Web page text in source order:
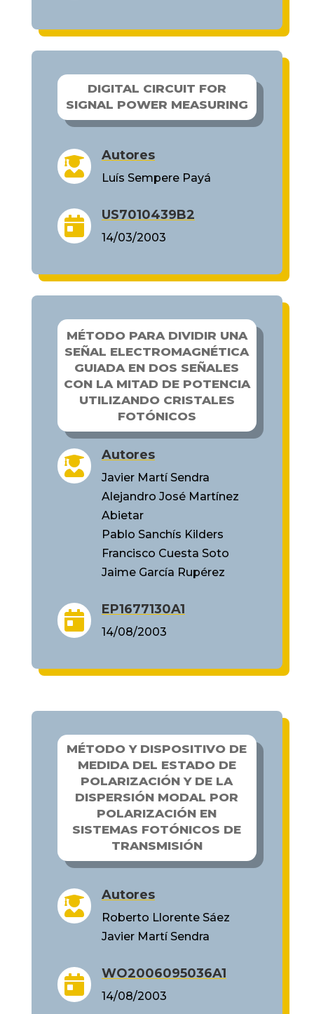
DIGITAL CIRCUIT FOR
SIGNAL POWER MEASURING
 Autores
Luís Sempere Payá
 US7010439B2
14/03/2003
MÉTODO PARA DIVIDIR UNA
SEÑAL ELECTROMAGNÉTICA
GUIADA EN DOS SEÑALES
CON LA MITAD DE POTENCIA
UTILIZANDO CRISTALES
FOTÓNICOS
 Autores
Javier Martí Sendra
Alejandro José Martínez
Abietar
Pablo Sanchís Kilders
Francisco Cuesta Soto
Jaime García Rupérez
 EP1677130A1
14/08/2003
MÉTODO Y DISPOSITIVO DE
MEDIDA DEL ESTADO DE
POLARIZACIÓN Y DE LA
DISPERSIÓN MODAL POR
POLARIZACIÓN EN
SISTEMAS FOTÓNICOS DE
TRANSMISIÓN
 Autores
Roberto Llorente Sáez
Javier Martí Sendra
 WO2006095036A1
14/08/2003